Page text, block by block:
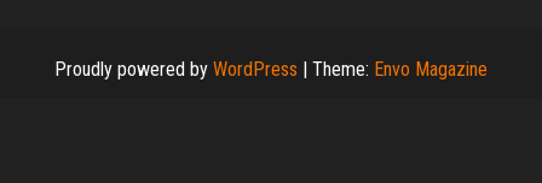
Proudly powered by WordPress | Theme: Envo Magazine